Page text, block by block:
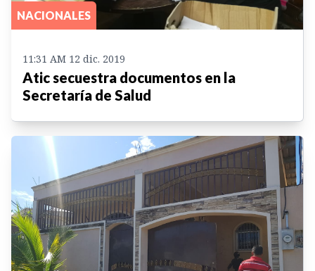
NACIONALES
11:31 AM 12 dic. 2019
Atic secuestra documentos en la
Secretaría de Salud